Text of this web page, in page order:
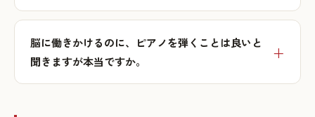
脳に働きかけるのに、ピアノを弾くことは良いと
聞きますが本当ですか。